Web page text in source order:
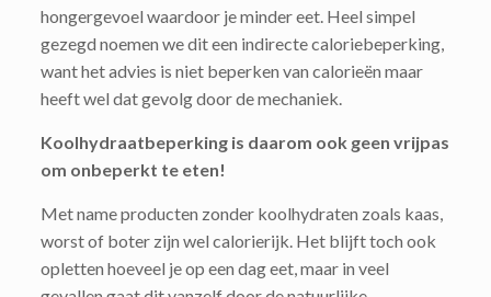
hongergevoel waardoor je minder eet. Heel simpel
gezegd noemen we dit een indirecte caloriebeperking,
want het advies is niet beperken van calorieën maar
heeft wel dat gevolg door de mechaniek.
Koolhydraatbeperking is daarom ook geen vrijpas
om onbeperkt te eten!
Met name producten zonder koolhydraten zoals kaas,
worst of boter zijn wel calorierijk. Het blijft toch ook
opletten hoeveel je op een dag eet, maar in veel